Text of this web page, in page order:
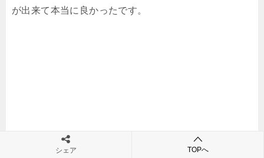
が出来て本当に良かったです。
シェア TOPへ